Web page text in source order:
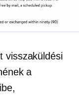
visszaküldési
a